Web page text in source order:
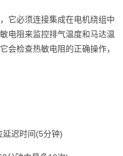
它必须连接集成在电机绕组中
电阻来监控排气温度和马达温
会检查热敏电阻的正确操作，
延迟时间(5分钟)